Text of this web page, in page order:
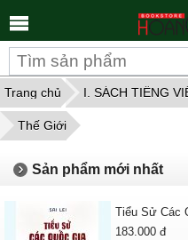
Trang chủ I. SÁCH TIẾNG
Thế Giới
Sản phẩm mới nhất
Tiểu Sử Các
183.000 đ